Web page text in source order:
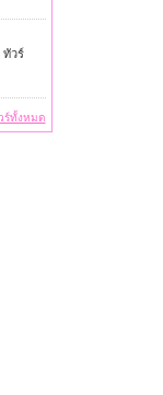
ทัวร์
ร์ทั้งหมด